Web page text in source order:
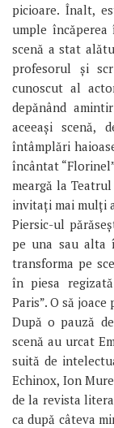
picioare. Înalt,
umple
scenă a stat
profesorul și
cunoscut al
depănând
aceeași scenă,
întâmplări
încântat
meargă la
invitați mai mulți
Piersic-ul
pe una sau alta
transforma pe
în piesa
Paris”. O să
După o pauză
scenă au urcat
suită de
Echinox, Ion
de la revista
ca după câteva